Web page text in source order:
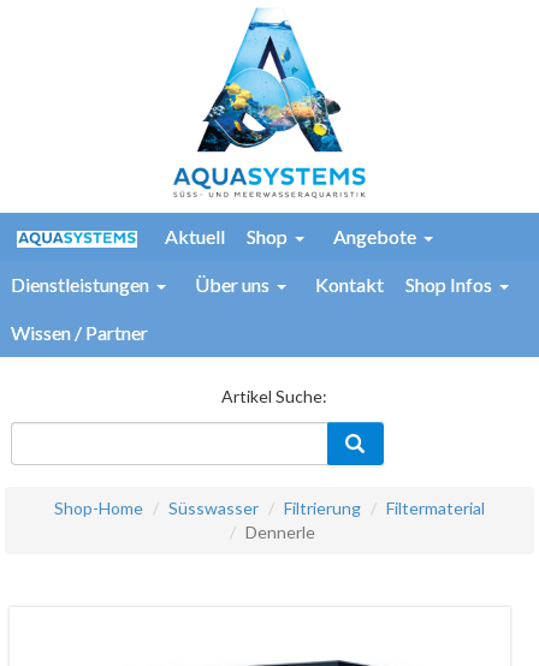
Aktuell Shop Angebote
Dienstleistungen Über uns Kontakt Shop Infos
Wissen / Partner
Artikel Suche:
Shop-Home Süsswasser Filtrierung
Filtermaterial
Dennerle